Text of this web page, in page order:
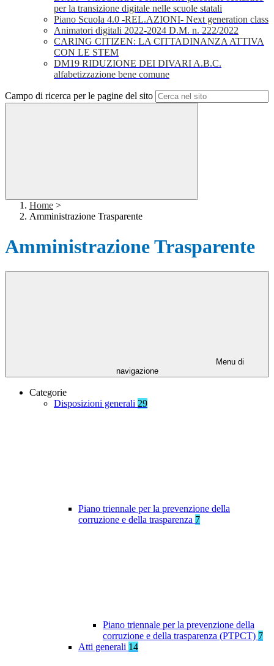
per la transizione digitale nelle scuole statali
Piano Scuola 4.0 -REL.AZIONI- Next generation class
Animatori digitali 2022-2024 D.M. n. 222/2022
CARING CITIZEN: LA CITTADINANZA ATTIVA
CON LE STEM
DM19 RIDUZIONE DEI DIVARI A.B.C.
alfabetizzazione bene comune
Campo di ricerca per le pagine del sito
Home >
Amministrazione Trasparente
Amministrazione Trasparente
Menu di
navigazione
Categorie
Disposizioni generali 29
Piano triennale per la prevenzione della
corruzione e della trasparenza 7
Piano triennale per la prevenzione della
corruzione e della trasparenza (PTPCT) 7
Atti generali 14